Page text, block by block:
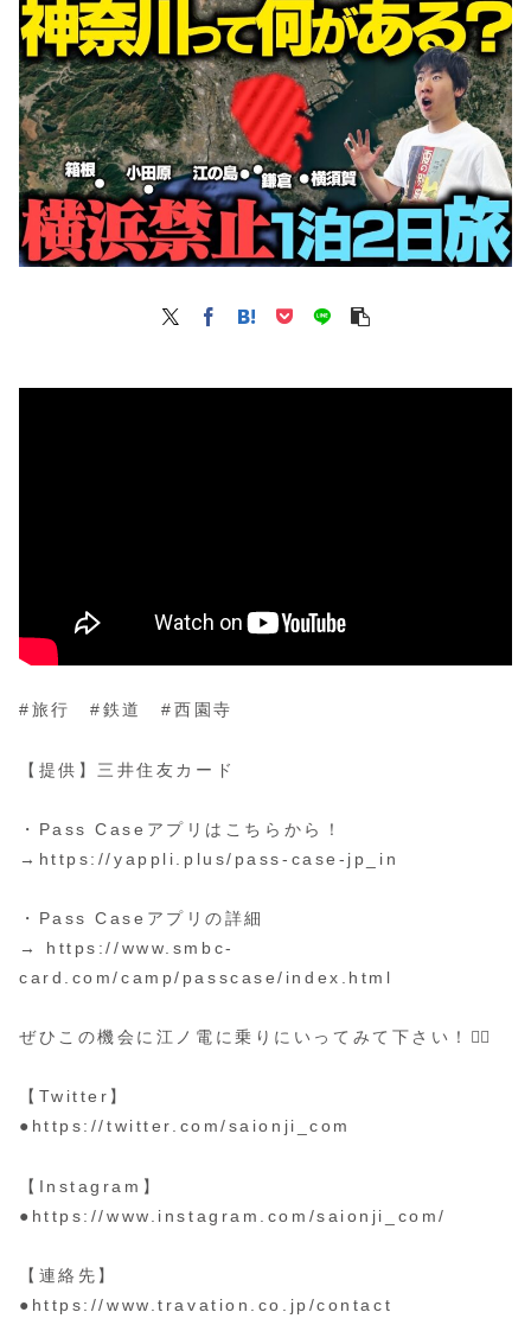
#旅行 #鉄道 #西園寺
【提供】三井住友カード
・Pass Caseアプリはこちらから！
→https://yappli.plus/pass-case-jp_in
・Pass Caseアプリの詳細
→ https://www.smbc-
card.com/camp/passcase/index.html
ぜひこの機会に江ノ電に乗りにいってみて下さい！🙇‍♂️
【Twitter】
●https://twitter.com/saionji_com
【Instagram】
●https://www.instagram.com/saionji_com/
【連絡先】
●https://www.travation.co.jp/contact